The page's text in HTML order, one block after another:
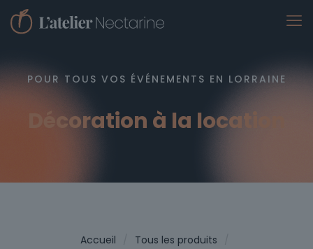
POUR TOUS VOS ÉVÉNEMENTS EN LORRAINE
Décoration à la location
Accueil Tous les produits